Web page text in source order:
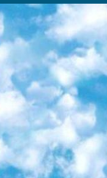
есть серии «Биоинформатика и геномика», «Культура средневековой Скандинавии» и Cinema Studies о теории кино. Каждая подборка лекций — логически связанная история, рассказанная экспертом от первого лица. Кроме того, на сайте появляются научно-образовательные статьи и тесты на разные темы. 7. «Newочём» Команда проекта «Newочём» отбирает самые интересные тексты из англоязычных СМИ и переводит те из них, за которые голосуют участники сообщества «ВКонтакте». По большей части это научно-популярные статьи. Редакторы придумывают лишь заголовки, в остальном содержание переводов соответствует оригиналам. Полные тексты можно читать прямо в социальной сети. 8. InternetUrok Онлайн-база материалов по основным дисциплинам школьной программы. Информация на сайте структурирована по классам, предметам и темам (урокам). Каждый урок состоит из видеолекций и конспектов. Есть также интерактивные тренажёры и тесты для закрепления пройденного материала. Даже если вы давно окончили школу, возможность повторить программу старших классов всегда может пригодиться. 9. Edutainme Ещё один ресурс об образовании. В отличие от Newtonew, как мне кажется, Edutainme больше ориентируется на представителей индустрии: педагогов, предпринимателей, разработчиков образовательных проектов. Но и любой, кто просто стремится к саморазвитию, найдёт на сайте много полезного и интересного для себя. Например, информацию о новых курсах и образовательных сервисах. 10. Newtonew Онлайн-медиа об образовании и обучении в широком смысле. Авторы Newtonew пишут об инструментах, заведениях, тактиках и стратегиях, которые помогают учить других и получать новые знания самостоятельно. На этой площадке вы найдёте новости, обзоры, аналитические мат